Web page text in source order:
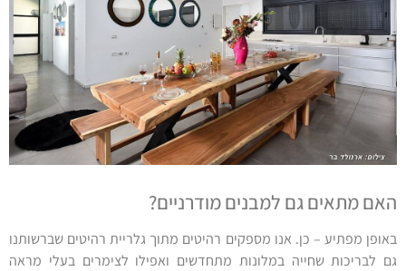
האם מתאים גם למבנים מודרניים?
באופן מפתיע – כן. אנו מספקים רהיטים מתוך גלריית רהיטים שברשותנו
גם לבריכות שחייה במלונות מתחדשים ואפילו לצימרים בעלי מראה